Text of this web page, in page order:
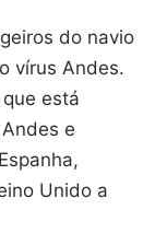
do navio
vírus Andes.
está
e
Unido a